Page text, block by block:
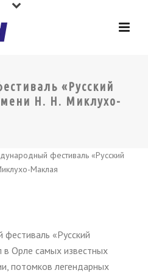
«Русский
Н. Н. Миклухо-
фестиваль «Русский
Маклая
«Русский
в Орле самых известных
потомков легендарных